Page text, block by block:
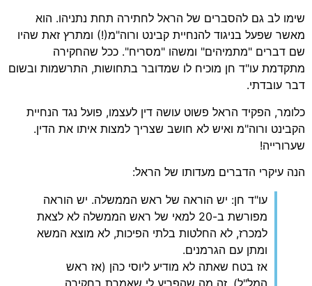
שימו לב גם להסברים של הראל לחתירה תחת נתניהו. הוא
מאשר שפעל בניגוד להנחיית קבינט ורוה"מ(!) ומתרץ זאת שהיו
שם דברים "מתמיהים" ומשהו "מסריח". ככל שהחקירה
מתקדמת עו"ד חן מוכיח לו שמדובר בתחושות, התרשמות ובשום
דבר עובדתי.
כלומר, הפקיד הראל פשוט עושה דין לעצמו, פועל נגד הנחיית
הקבינט ורוה"מ ואיש לא חושב שצריך למצות איתו את הדין.
שערורייה!
הנה עיקרי הדברים מעדותו של הראל:
עו"ד חן: יש הוראה של ראש הממשלה. יש הוראה
מפורשת ב-20 למאי של ראש הממשלה לא לצאת
למכרז, לא החלטות בלתי הפיכות, לא מוצא המשא
ומתן עם הגרמנים.
אז בטח שאתה לא מודיע ליוסי כהן (אז ראש
המל"ל), זה מה שהפריע לי שאמרת בחקירה